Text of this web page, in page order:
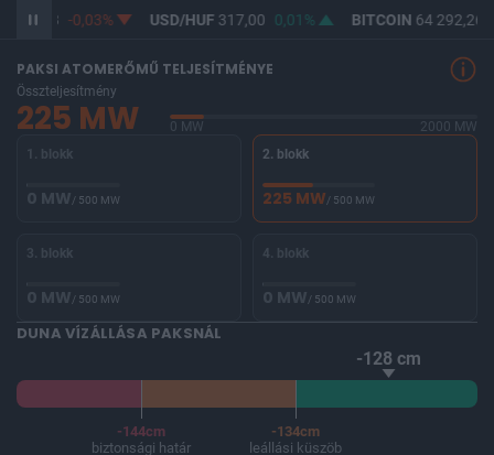
365,28 -0,03% USD/HUF 317,00 0,01% BITCOIN 64 292,26
PAKSI ATOMERŐMŰ TELJESÍTMÉNYE
Összteljesítmény
225 MW 0 MW
2000 MW
1. blokk
0 MW/ 500 MW
2. blokk
225 MW/ 500 MW
3. blokk
0 MW/ 500 MW
4. blokk
0 MW/ 500 MW
DUNA VÍZÁLLÁSA PAKSNÁL
-128 cm
-144cm
biztonsági határ
-134cm
leállási küszöb